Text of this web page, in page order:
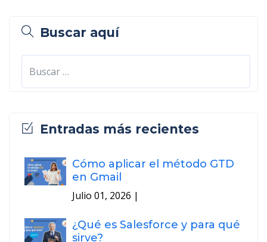
Buscar aquí
Entradas más recientes
Cómo aplicar el método GTD
en Gmail
Julio 01, 2026 |
¿Qué es Salesforce y para qué
sirve?